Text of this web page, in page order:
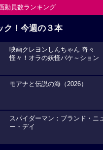
動員数ランキング
ク！今週の３本
映画クレヨンしんちゃん 奇々
怪々！オラの妖怪バケ～ション
モアナと伝説の海（2026）
スパイダーマン：ブランド・ニ
ー・デイ